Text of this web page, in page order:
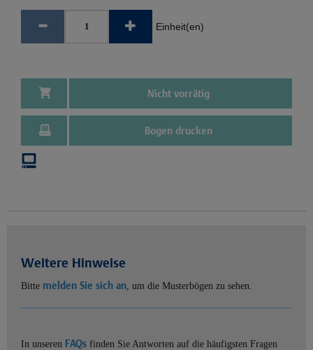
Einheit(en)
Nicht vorrätig
Bogen drucken
Weitere Hinweise
Bitte melden Sie sich an, um die Musterbögen zu sehen.
In unseren FAQs finden Sie Antworten auf die häufigsten Fragen